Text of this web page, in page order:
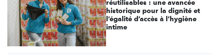
réutilisables : une avancée
historique pour la dignité et
l’égalité d’accès à l’hygiène
intime